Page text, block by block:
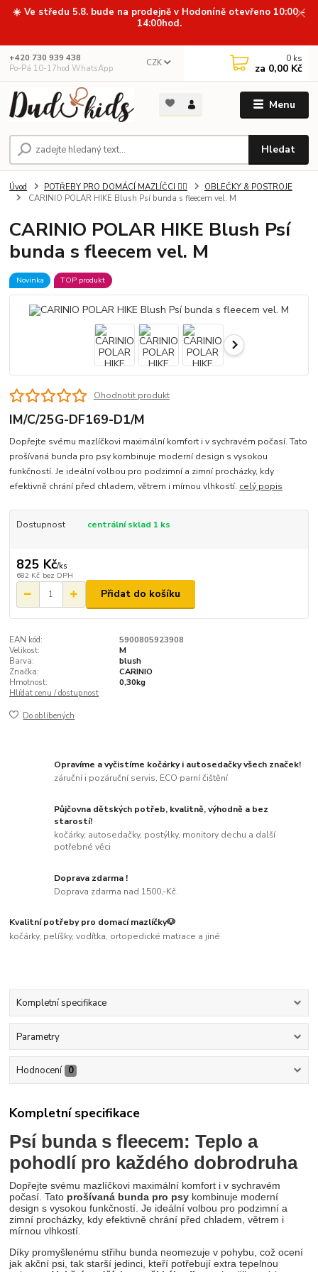
☀️ Ve středu 5.8. bude na prodejně v Hodoníně otevřeno 10:00 -
14:00hod.
Menu
CZK
Hledat
+420 730 939 438
Po-Pá 10-17hod WhatsApp
0 ks
za 0,00 Kč
Úvod POTŘEBY PRO DOMÁCÍ MAZLÍČCI 🐕‍🦺
OBLEČKY & POSTROJE
CARINIO POLAR HIKE Blush Psí bunda s fleecem vel. M
CARINIO POLAR HIKE Blush Psí
bunda s fleecem vel. M
Novinka TOP produkt
Ohodnotit produkt
IM/C/25G-DF169-D1/M
Dopřejte svému mazlíčkovi maximální komfort i v sychravém počasí. Tato
prošívaná bunda pro psy kombinuje moderní design s vysokou
funkčností. Je ideální volbou pro podzimní a zimní procházky, kdy
efektivně chrání před chladem, větrem i mírnou vlhkostí. celý popis
Dostupnost centrální sklad 1 ks
825 Kč/ks
682 Kč bez DPH
Přidat do košíku
EAN kód:
5900805923908
Velikost:
M
Barva:
blush
Značka:
CARINIO
Hmotnost:
0,30kg
Hlídat cenu / dostupnost
Do oblíbených
Opravíme a vyčistíme kočárky i autosedačky všech značek!
záruční i pozáruční servis, ECO parní čištění
Půjčovna dětských potřeb, kvalitně, výhodně a bez
starostí!
kočárky, autosedačky, postýlky, monitory dechu a další
potřebné věci
Doprava zdarma !
Doprava zdarma nad 1500,-Kč.
Kvalitní potřeby pro domací mazlíčky🐶
kočárky, pelíšky, vodítka, ortopedické matrace a jiné
Kompletní specifikace
Parametry
Hodnocení 0
Kompletní specifikace
Psí bunda s fleecem: Teplo a
pohodlí pro každého dobrodruha
Dopřejte svému mazlíčkovi maximální komfort i v sychravém
počasí. Tato prošívaná bunda pro psy kombinuje moderní
design s vysokou funkčností. Je ideální volbou pro podzimní a
zimní procházky, kdy efektivně chrání před chladem, větrem i
mírnou vlhkostí.
Díky promyšlenému střihu bunda neomezuje v pohybu, což ocení
jak akční psi, tak starší jedinci, kteří potřebují extra tepelnou